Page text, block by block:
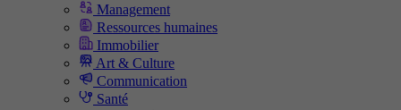
Management
Ressources humaines
Immobilier
Art & Culture
Communication
Santé